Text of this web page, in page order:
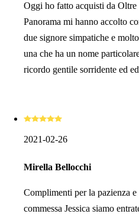
Oggi ho fatto acquisti da Oltre
Panorama mi hanno accolto
due signore simpatiche e
una che ha un nome
ricordo gentile sorridente ed
2021-02-26
Mirella Bellocchi
Complimenti per la pazienza
commessa Jessica siamo